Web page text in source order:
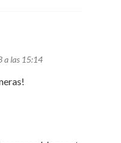
a las 15:14